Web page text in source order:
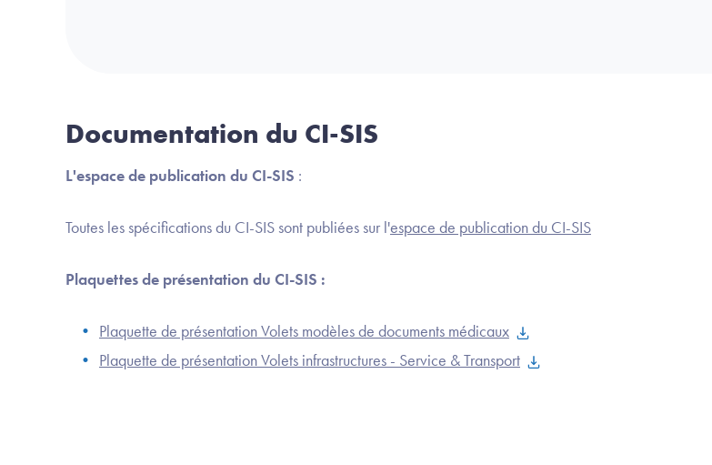
Documentation du CI-SIS
L'espace de publication du CI-SIS :
Toutes les spécifications du CI-SIS sont publiées sur l'espace de publication du CI-SIS
Plaquettes de présentation du CI-SIS :
Plaquette de présentation Volets modèles de documents médicaux
Plaquette de présentation Volets infrastructures - Service & Transport